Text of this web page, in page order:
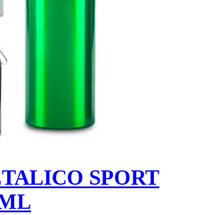
SPORT